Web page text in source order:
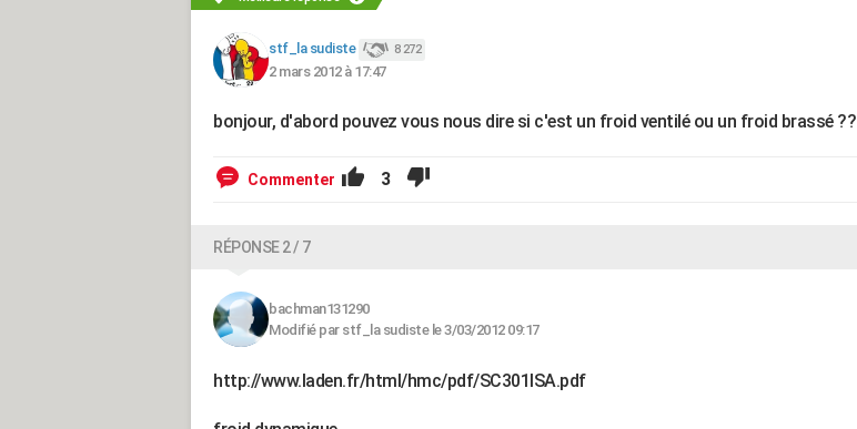
stf_la sudiste 8 272
2 mars 2012 à 17:47
bonjour, d'abord pouvez vous nous dire si c'est un froid ventilé ou un froid brassé ??
Commenter 3
RÉPONSE 2 / 7
bachman131290
Modifié par stf_la sudiste le 3/03/2012 09:17
http://www.laden.fr/html/hmc/pdf/SC301ISA.pdf